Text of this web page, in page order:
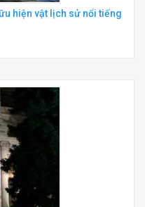
hiện vật lịch sử nổi tiếng